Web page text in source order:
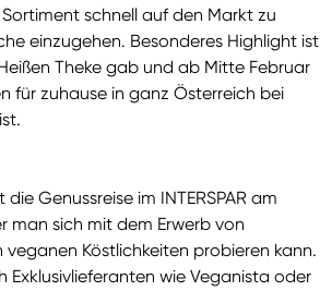
schnell auf den Markt zu
einzugehen. Besonderes Highlight ist
Theke gab und ab Mitte Februar
für zuhause in ganz Österreich bei
Genussreise im INTERSPAR am
man sich mit dem Erwerb von
Köstlichkeiten probieren kann.
Exklusivlieferanten wie Veganista oder